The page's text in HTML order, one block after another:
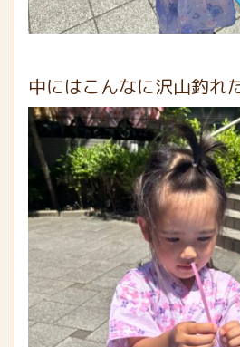
中にはこんなに沢山釣れ